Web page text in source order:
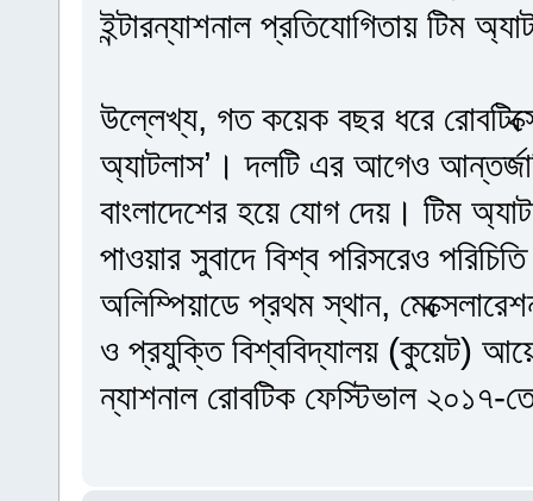
ইন্টারন্যাশনাল প্রতিযোগিতায় টিম
উল্লেখ্য, গত কয়েক বছর ধরে
অ্যাটলাস’। দলটি এর আগেও
বাংলাদেশের হয়ে যোগ দেয়। টিম
পাওয়ার সুবাদে বিশ্ব পরিসরেও
অলিম্পিয়াডে প্রথম স্থান,
ও প্রযুক্তি বিশ্ববিদ্যালয় (কুয়েট)
ন্যাশনাল রোবটিক ফেস্টিভাল ২০১৭-